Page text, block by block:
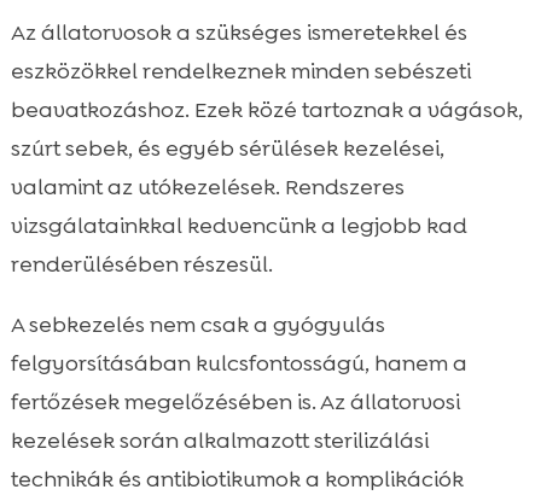
Az állatorvosok a szükséges ismeretekkel és
eszközökkel rendelkeznek minden sebészeti
beavatkozáshoz. Ezek közé tartoznak a vágások,
szúrt sebek, és egyéb sérülések kezelései,
valamint az utókezelések. Rendszeres
vizsgálatainkkal kedvencünk a legjobb kad
renderülésében részesül.
A sebkezelés nem csak a gyógyulás
felgyorsításában kulcsfontosságú, hanem a
fertőzések megelőzésében is. Az állatorvosi
kezelések során alkalmazott sterilizálási
technikák és antibiotikumok a komplikációk